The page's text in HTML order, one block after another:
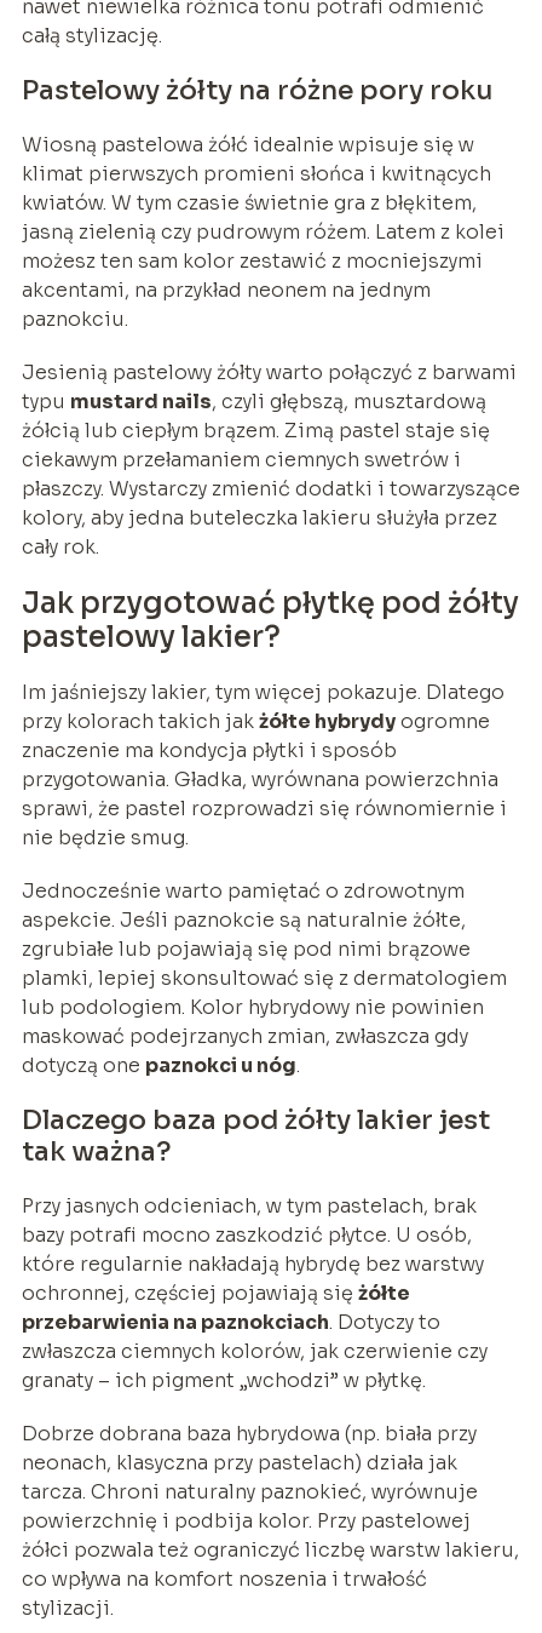
nawet niewielka różnica tonu potrafi odmienić
całą stylizację.
Pastelowy żółty na różne pory roku
Wiosną pastelowa żółć idealnie wpisuje się w
klimat pierwszych promieni słońca i kwitnących
kwiatów. W tym czasie świetnie gra z błękitem,
jasną zielenią czy pudrowym różem. Latem z kolei
możesz ten sam kolor zestawić z mocniejszymi
akcentami, na przykład neonem na jednym
paznokciu.
Jesienią pastelowy żółty warto połączyć z barwami
typu mustard nails, czyli głębszą, musztardową
żółcią lub ciepłym brązem. Zimą pastel staje się
ciekawym przełamaniem ciemnych swetrów i
płaszczy. Wystarczy zmienić dodatki i towarzyszące
kolory, aby jedna buteleczka lakieru służyła przez
cały rok.
Jak przygotować płytkę pod żółty
pastelowy lakier?
Im jaśniejszy lakier, tym więcej pokazuje. Dlatego
przy kolorach takich jakżółte hybrydyogromne
znaczenie ma kondycja płytki i sposób
przygotowania. Gładka, wyrównana powierzchnia
sprawi, że pastel rozprowadzi się równomiernie i
nie będzie smug.
Jednocześnie warto pamiętać o zdrowotnym
aspekcie. Jeśli paznokcie są naturalnie żółte,
zgrubiałe lub pojawiają się pod nimi brązowe
plamki, lepiej skonsultować się z dermatologiem
lub podologiem. Kolor hybrydowy nie powinien
maskować podejrzanych zmian, zwłaszcza gdy
dotyczą one paznokci u nóg.
Dlaczego baza pod żółty lakier jest
tak ważna?
Przy jasnych odcieniach, w tym pastelach, brak
bazy potrafi mocno zaszkodzić płytce. U osób,
które regularnie nakładają hybrydę bez warstwy
ochronnej, częściej pojawiają się żółte
przebarwienia na paznokciach. Dotyczy to
zwłaszcza ciemnych kolorów, jak czerwienie czy
granaty – ich pigment „wchodzi” w płytkę.
Dobrze dobrana baza hybrydowa (np. biała przy
neonach, klasyczna przy pastelach) działa jak
tarcza. Chroni naturalny paznokieć, wyrównuje
powierzchnię i podbija kolor. Przy pastelowej
żółci pozwala też ograniczyć liczbę warstw lakieru,
co wpływa na komfort noszenia i trwałość
stylizacji.